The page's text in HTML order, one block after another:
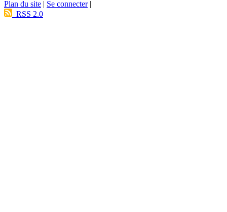
Plan du site | Se connecter|
RSS 2.0